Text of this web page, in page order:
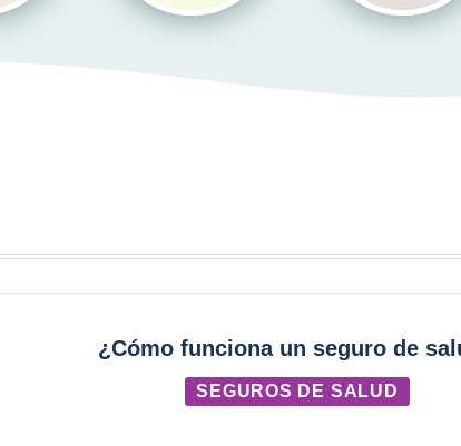
¿Cómo funciona un seguro de
SEGUROS DE SALUD